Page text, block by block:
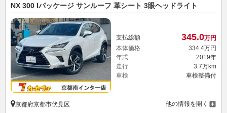
NX 300 Iパッケージ サンルーフ 革シート 3眼ヘッドライト
支払総額 345.0万円
本体価格
334. 4万円
年式
2019年
走行
3.7万km
車検
車検整備付
京都府京都市伏見区 他の情報を開く